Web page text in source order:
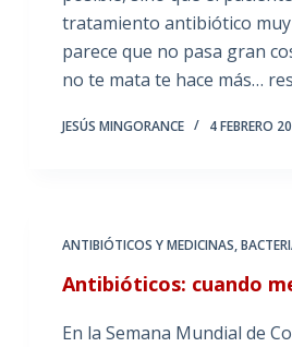
tratamiento antibiótico muy
parece que no pasa gran
no te mata te hace más…
JESÚS MINGORANCE 4 FEBRERO
ANTIBIÓTICOS Y MEDICINAS,
Antibióticos: cuando
En la Semana Mundial de